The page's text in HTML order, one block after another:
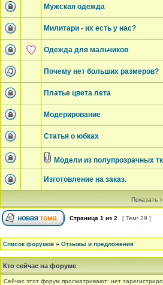
Мужская одежда
Милитари - их есть у нас?
Одежда для мальчиков
Почему нет больших размеров?
Платье цвета лета
Модерирование
Статья о юбках
Модели из полупрозрачных
Изготовление на заказ.
Показать
Страница 1 из 2 [ Тем: 29 ]
Список форумов » Отзывы и предложения
Кто сейчас на форуме
Сейчас этот форум просматривают: нет